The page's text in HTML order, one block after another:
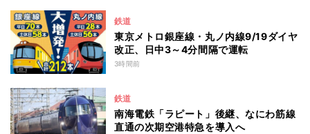
鉄道
東京メトロ銀座線・丸ノ内線9/19ダイヤ
改正、日中3～4分間隔で運転
3時間前
鉄道
南海電鉄「ラピート」後継、なにわ筋線
直通の次期空港特急を導入へ